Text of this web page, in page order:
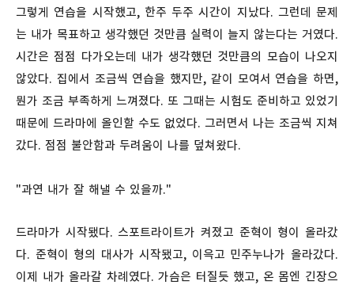
그렇게 연습을 시작했고, 한주 두주 시간이 지났다. 그런데 문제
는 내가 목표하고 생각했던 것만큼 실력이 늘지 않는다는 거였다.
시간은 점점 다가오는데 내가 생각했던 것만큼의 모습이 나오지
않았다. 집에서 조금씩 연습을 했지만, 같이 모여서 연습을 하면,
뭔가 조금 부족하게 느껴졌다. 또 그때는 시험도 준비하고 있었기
때문에 드라마에 올인할 수도 없었다. 그러면서 나는 조금씩 지쳐
갔다. 점점 불안함과 두려움이 나를 덮쳐왔다.
"과연 내가 잘 해낼 수 있을까."
드라마가 시작됐다. 스포트라이트가 켜졌고 준혁이 형이 올라갔
다. 준혁이 형의 대사가 시작됐고, 이윽고 민주누나가 올라갔다.
이제 내가 올라갈 차례였다. 가슴은 터질듯 했고, 온 몸엔 긴장으